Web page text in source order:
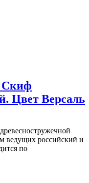
Скиф
Цвет Версаль
ведущих российский и
по